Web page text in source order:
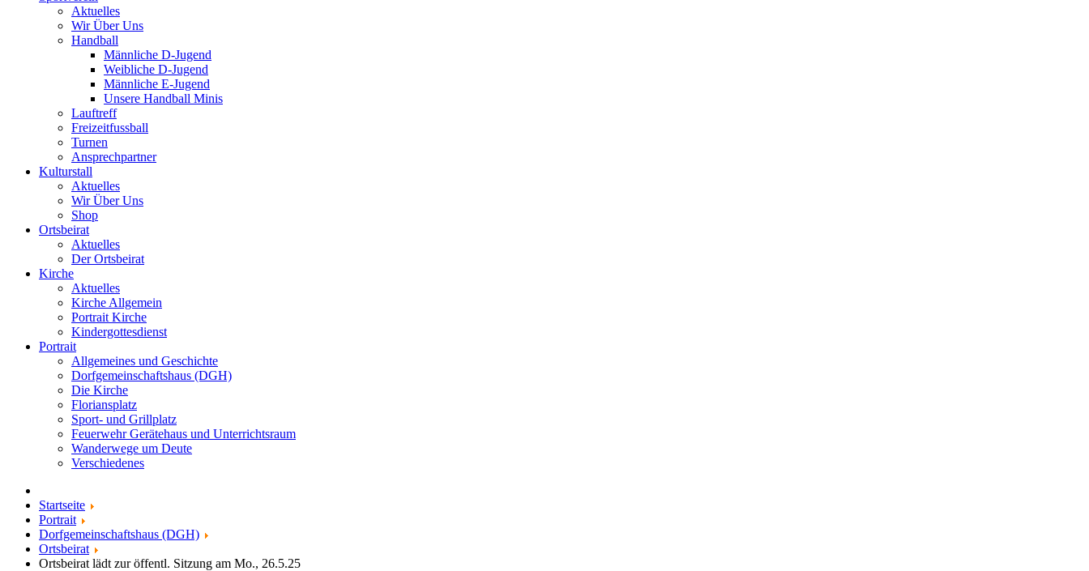
Aktuelles
Wir Über Uns
Handball
Männliche D-Jugend
Weibliche D-Jugend
Männliche E-Jugend
Unsere Handball Minis
Lauftreff
Freizeitfussball
Turnen
Ansprechpartner
Kulturstall
Aktuelles
Wir Über Uns
Shop
Ortsbeirat
Aktuelles
Der Ortsbeirat
Kirche
Aktuelles
Kirche Allgemein
Portrait Kirche
Kindergottesdienst
Portrait
Allgemeines und Geschichte
Dorfgemeinschaftshaus (DGH)
Die Kirche
Floriansplatz
Sport- und Grillplatz
Feuerwehr Gerätehaus und Unterrichtsraum
Wanderwege um Deute
Verschiedenes
Startseite
Portrait
Dorfgemeinschaftshaus (DGH)
Ortsbeirat
Ortsbeirat lädt zur öffentl. Sitzung am Mo., 26.5.25